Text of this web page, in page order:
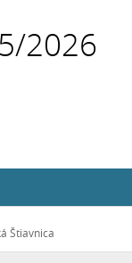
2026
Štiavnica